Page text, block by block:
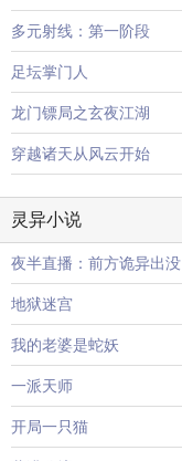
多元射线：第一阶段
足坛掌门人
龙门镖局之玄夜江湖
穿越诸天从风云开始
灵异小说
夜半直播：前方诡异出没
地狱迷宫
我的老婆是蛇妖
一派天师
开局一只猫